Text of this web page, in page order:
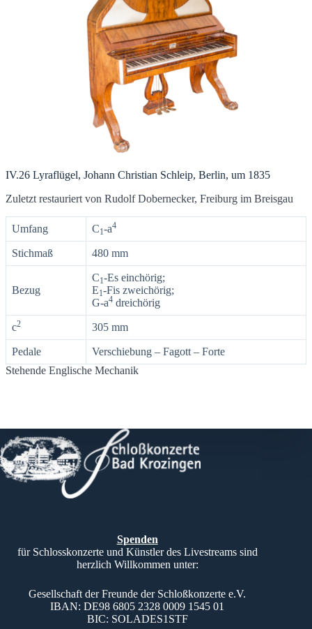
IV.26 Lyraflügel, Johann Christian Schleip, Berlin, um 1835
Zuletzt restauriert von Rudolf Dobernecker, Freiburg im Breisgau
Umfang C1-a4
Stichmaß 480 mm
Bezug
C1-Es einchörig;
E1-Fis zweichörig;
G-a4 dreichörig
c2 305 mm
Pedale
Verschiebung – Fagott – Forte
Stehende Englische Mechanik
Spenden
für Schlosskonzerte und Künstler des Livestreams sind
herzlich Willkommen unter:
Gesellschaft der Freunde der Schloßkonzerte e.V.
IBAN: DE98 6805 2328 0009 1545 01
BIC: SOLADES1STF